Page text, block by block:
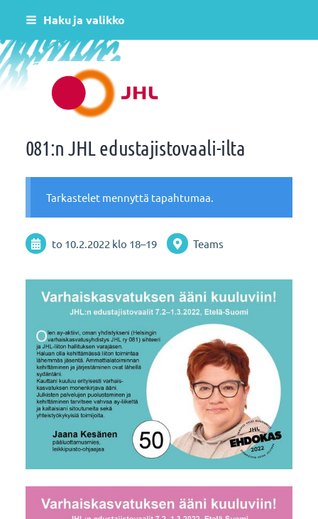
Siirry
sisältöön
Haku ja valikko
Helsingin varhaiskasvatus JHL ry 081
081:n JHL edustajistovaali-ilta
Tarkastelet mennyttä tapahtumaa.
to 10.2.2022 klo 18–19 Teams